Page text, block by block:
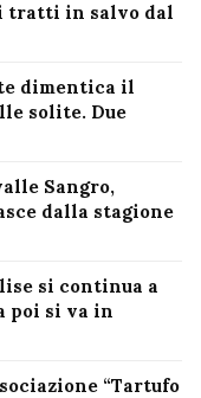
tratti in salvo dal
dimentica il
solite. Due
Sangro,
dalla stagione
si continua a
poi si va in
“Tartufo